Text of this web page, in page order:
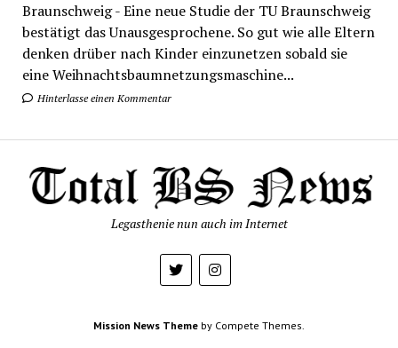
Braunschweig - Eine neue Studie der TU Braunschweig
bestätigt das Unausgesprochene. So gut wie alle Eltern
denken drüber nach Kinder einzunetzen sobald sie
eine Weihnachtsbaumnetzungsmaschine...
Hinterlasse einen Kommentar
Legasthenie nun auch im Internet
Mission News Theme by Compete Themes.